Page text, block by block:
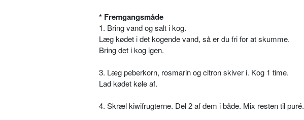
* Fremgangsmåde
1. Bring vand og salt i kog.
Læg kødet i det kogende vand, så er du fri for at skumme.
Bring det i kog igen.
3. Læg peberkorn, rosmarin og citron skiver i. Kog 1 time.
Lad kødet køle af.
4. Skræl kiwifrugterne. Del 2 af dem i både. Mix resten til puré.